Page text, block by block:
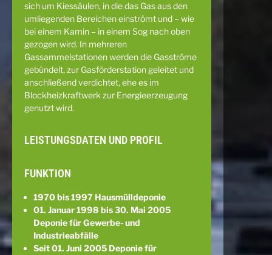
sich um Kiessäulen, in die das Gas aus den
umliegenden Bereichen einströmt und – wie
bei einem Kamin – in einem Sog nach oben
gezogen wird. In mehreren
Gassammelstationen werden die Gasströme
gebündelt, zur Gasförderstation geleitet und
anschließend verdichtet, ehe es im
Blockheizkraftwerk zur Energieerzeugung
genutzt wird.
LEISTUNGSDATEN UND PROFIL
FUNKTION
1970 bis 1997 Hausmülldeponie
01. Januar 1998 bis 30. Mai 2005
Deponie für Gewerbe- und
Industrieabfälle
Seit 01. Juni 2005 Deponie für